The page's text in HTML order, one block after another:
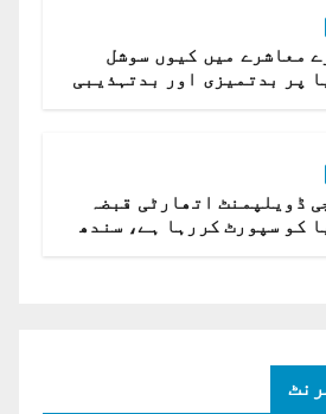
معاشرے میں کیوں سوشل
پر بدتمیزی اور بدتہذیبی
ڈویلپمنٹ اتھارٹی قبضہ
کو سپورٹ کررہا ہے، سندھ